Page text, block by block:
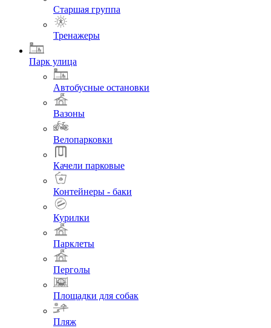
Старшая группа
Тренажеры
Парк улица
Автобусные остановки
Вазоны
Велопарковки
Качели парковые
Контейнеры - баки
Курилки
Парклеты
Перголы
Площадки для собак
Пляж